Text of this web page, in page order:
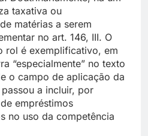
taxativa ou
matérias a serem
no art. 146, III. O
rol é exemplificativo, em
“especialmente” no texto
o campo de aplicação da
a incluir, por
empréstimos
no uso da competência